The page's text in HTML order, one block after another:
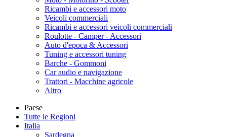
Ricambi e accessori moto
Veicoli commerciali
Ricambi e accessori veicoli commerciali
Roulotte - Camper - Accessori
Auto d'epoca & Accessori
Tuning e accessori tuning
Barche - Gommoni
Car audio e navigazione
Trattori - Macchine agricole
Altro
Paese
Tutte le Regioni
Italia
Sardegna